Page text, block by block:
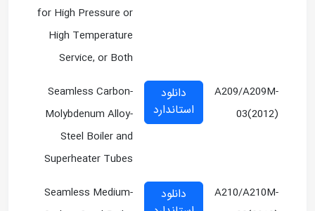
for High Pressure or
High Temperature
Service, or Both
A209/A209M-
03(2012)
دانلود
استاندارد
Seamless Carbon-
Molybdenum Alloy-
Steel Boiler and
Superheater Tubes
A210/A210M-
دانلود
Seamless Medium-